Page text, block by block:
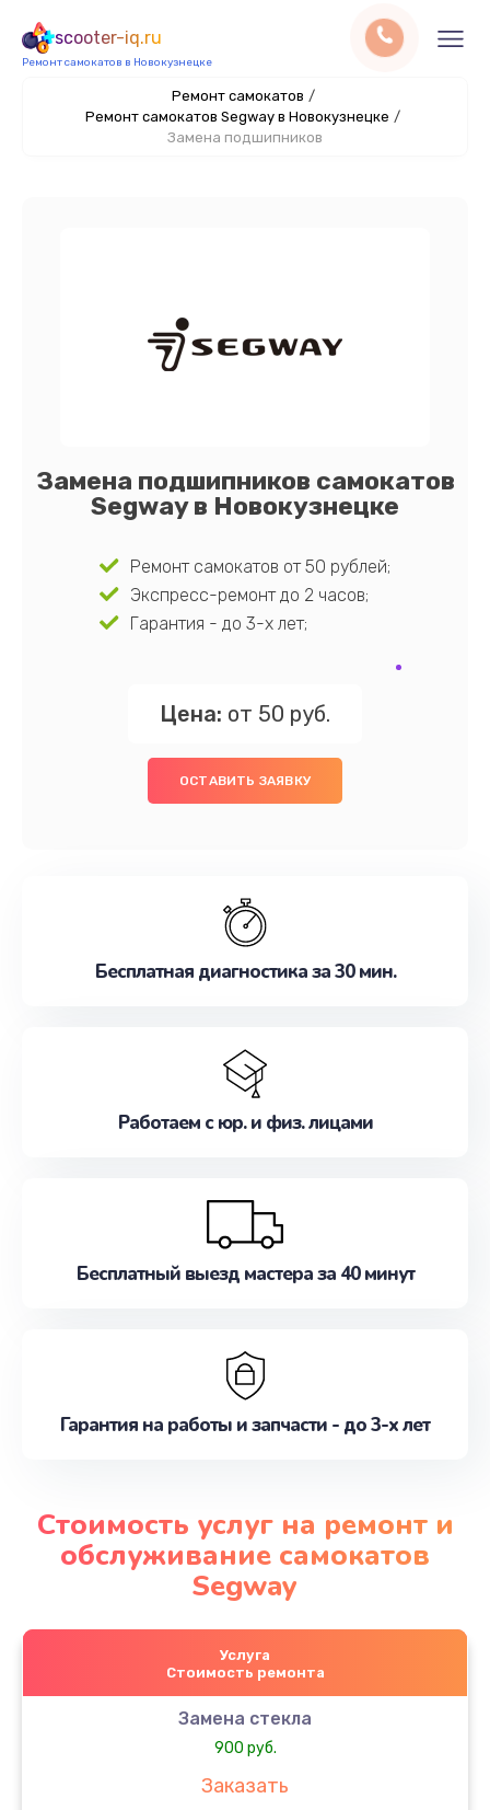
scooter-iq.ru
Ремонт самокатов в Новокузнецке
Ремонт самокатов /
Ремонт самокатов Segway в Новокузнецке /
Замена подшипников
Замена подшипников самокатов
Segway в Новокузнецке
Ремонт самокатов от 50 рублей;
Экспресс-ремонт до 2 часов;
Гарантия - до 3-х лет;
Цена: от 50 руб.
ОСТАВИТЬ ЗАЯВКУ
Бесплатная диагностика за 30 мин.
Работаем с юр. и физ. лицами
Бесплатный выезд мастера за 40 минут
Гарантия на работы и запчасти - до 3-х лет
Стоимость услуг на ремонт и
обслуживание самокатов
Segway
Услуга
Стоимость ремонта
Замена стекла
900 руб.
Заказать